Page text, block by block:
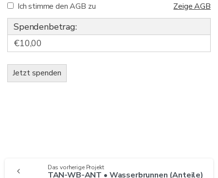
Zeige AGB
Ich stimme den AGB zu
Spendenbetrag:
€10,00
ContinueDas vorherige Projekt
TAN-WB-ANT • Wasserbrunnen (Anteile)